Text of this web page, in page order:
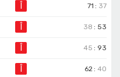
71 : 37
38 : 53
45 : 93
62 :40